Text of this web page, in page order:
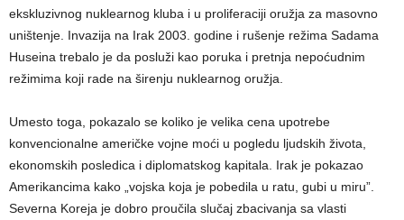
ekskluzivnog nuklearnog kluba i u proliferaciji oružja za masovno
uništenje. Invazija na Irak 2003. godine i rušenje režima Sadama
Huseina trebalo je da posluži kao poruka i pretnja nepoćudnim
režimima koji rade na širenju nuklearnog oružja.
Umesto toga, pokazalo se koliko je velika cena upotrebe
konvencionalne američke vojne moći u pogledu ljudskih života,
ekonomskih posledica i diplomatskog kapitala. Irak je pokazao
Amerikancima kako „vojska koja je pobedila u ratu, gubi u miru”.
Severna Koreja je dobro proučila slučaj zbacivanja sa vlasti